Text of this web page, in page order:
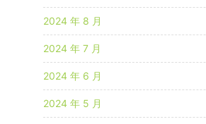
2024 年 8 月
2024 年 7 月
2024 年 6 月
2024 年 5 月